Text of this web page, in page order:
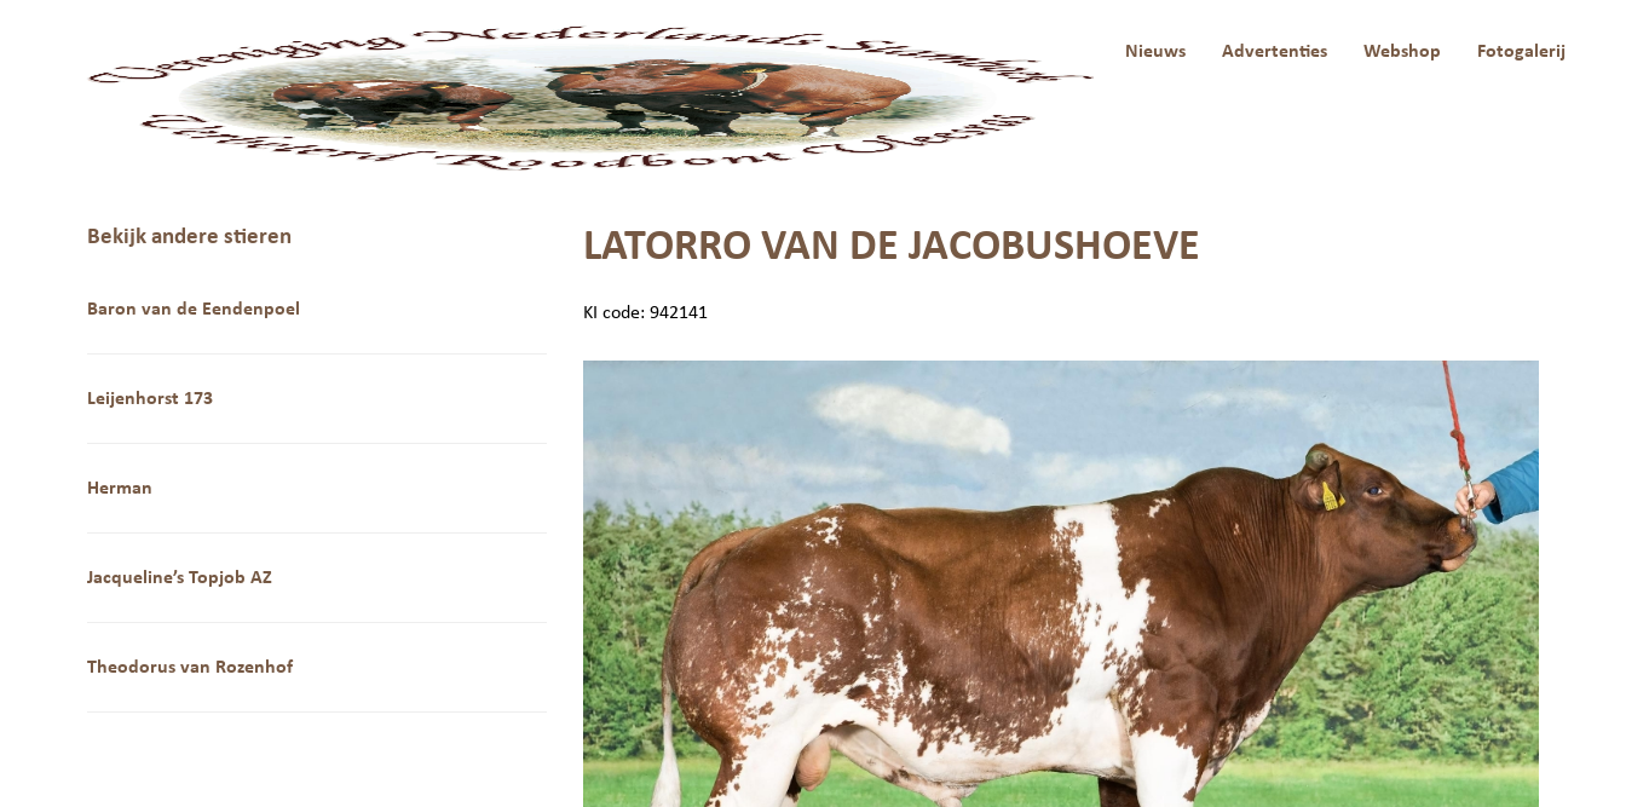
Fokkerij Keuringen Nieuws Advertenties Webshop Fotogalerij
Bekijk andere stieren
Baron van de Eendenpoel
Leijenhorst 173
Herman
Jacqueline’s Topjob AZ
Theodorus van Rozenhof
LATORRO VAN DE JACOBUSHOEVE
KI code: 942141